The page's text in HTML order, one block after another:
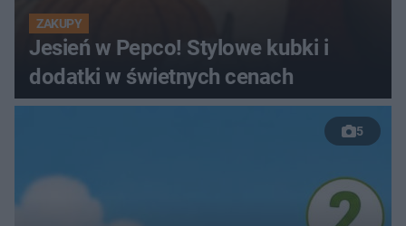
ZAKUPY
Jesień w Pepco! Stylowe kubki i
dodatki w świetnych cenach
5